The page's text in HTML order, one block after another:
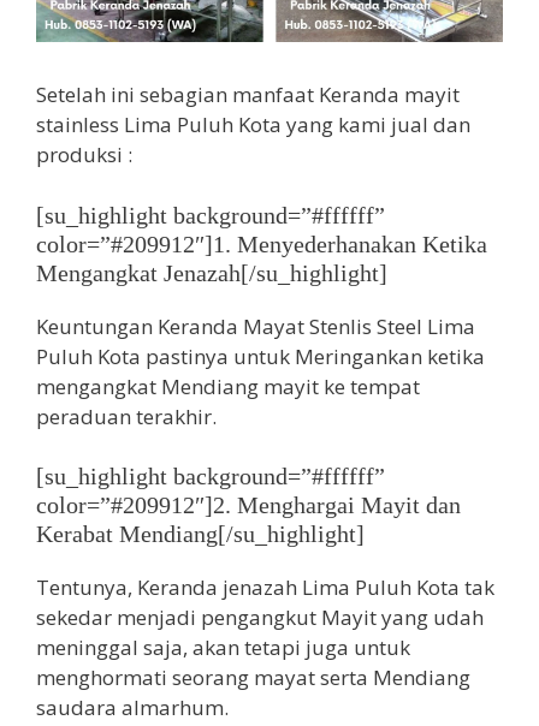
Setelah ini sebagian manfaat Keranda mayit
stainless Lima Puluh Kota yang kami jual dan
produksi :
[su_highlight background=”#ffffff”
color=”#209912″]1. Menyederhanakan Ketika
Mengangkat Jenazah[/su_highlight]
Keuntungan Keranda Mayat Stenlis Steel Lima
Puluh Kota pastinya untuk Meringankan ketika
mengangkat Mendiang mayit ke tempat
peraduan terakhir.
[su_highlight background=”#ffffff”
color=”#209912″]2. Menghargai Mayit dan
Kerabat Mendiang[/su_highlight]
Tentunya, Keranda jenazah Lima Puluh Kota tak
sekedar menjadi pengangkut Mayit yang udah
meninggal saja, akan tetapi juga untuk
menghormati seorang mayat serta Mendiang
saudara almarhum.